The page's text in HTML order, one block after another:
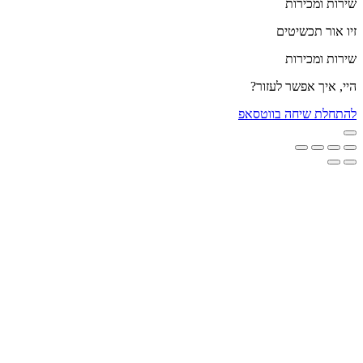
שירות ומכירות
זיו אור תכשיטים
שירות ומכירות
היי, איך אפשר לעזור?
להתחלת שיחה בווטסאפ